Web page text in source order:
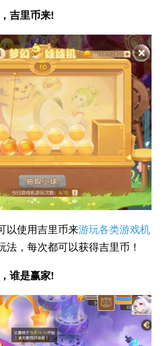
吉里币来!
使用吉里币来游玩各类游戏机
法，每次都可以获得吉里币！
谁是赢家!